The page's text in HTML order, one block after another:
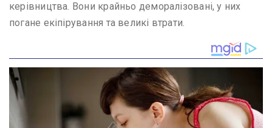
керівництва. Вони крайньо деморалізовані, у них
погане екіпірування та великі втрати.